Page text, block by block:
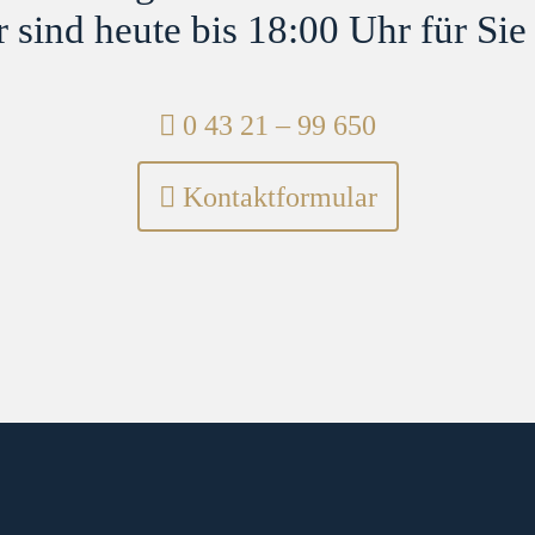
sind heute bis 18:00 Uhr für
Telefon:
0 43 21 – 99 650
Kontaktformular